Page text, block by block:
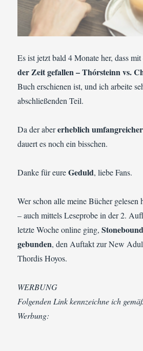
Es ist jetzt bald 4 Monate her, dass
der Zeit gefallen – Thórsteinn vs.
Buch erschienen ist, und ich arbeite
abschließenden Teil.
Da der abererheblich umfangreicher
dauert es noch ein bisschen.
Danke für eureGeduld, liebe Fans.
Wer schon alle meine Bücher gelesen
– auch mittels Leseprobe in der 2.
letzte Woche online ging,
gebunden, den Auftakt zur New
Thordis Hoyos.
WERBUNG
Folgenden Link kennzeichne ich
Werbung: